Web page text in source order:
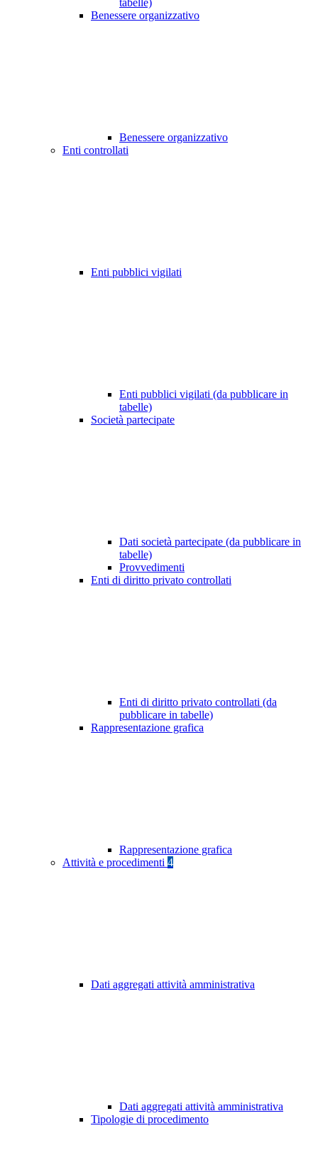
tabelle)
Benessere organizzativo
Benessere organizzativo
Enti controllati
Enti pubblici vigilati
Enti pubblici vigilati (da pubblicare in
tabelle)
Società partecipate
Dati società partecipate (da pubblicare in
tabelle)
Provvedimenti
Enti di diritto privato controllati
Enti di diritto privato controllati (da
pubblicare in tabelle)
Rappresentazione grafica
Rappresentazione grafica
Attività e procedimenti 4
Dati aggregati attività amministrativa
Dati aggregati attività amministrativa
Tipologie di procedimento